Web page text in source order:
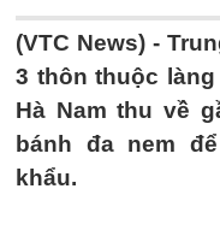
(VTC News) -
3 thôn thuộc
Hà Nam thu về
bánh đa nem
khẩu.